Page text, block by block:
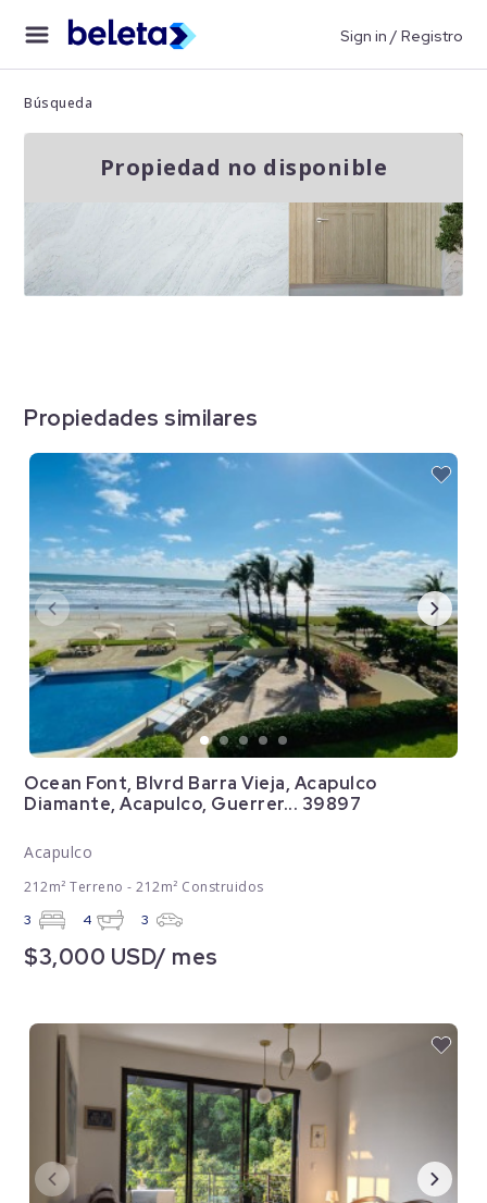
Sign in / Registro
Búsqueda
Propiedad no disponible
Propiedades similares
Ocean Font, Blvrd Barra Vieja, Acapulco
Diamante, Acapulco, Guerrer... 39897
Acapulco
212m² Terreno - 212m² Construidos
3 4 3
$3,000 USD/ mes